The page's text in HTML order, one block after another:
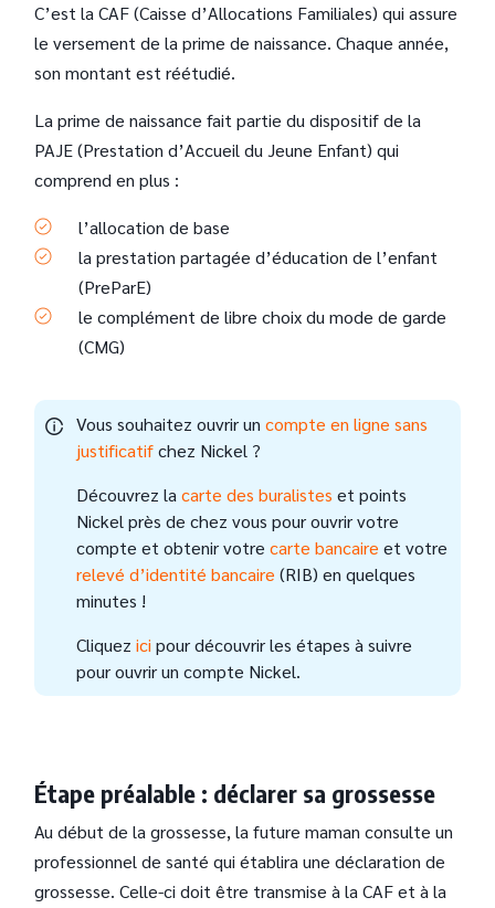
C’est la CAF (Caisse d’Allocations Familiales) qui assure
le versement de la prime de naissance. Chaque année,
son montant est réétudié.
La prime de naissance fait partie du dispositif de la
PAJE (Prestation d’Accueil du Jeune Enfant) qui
comprend en plus :
l’allocation de base
la prestation partagée d’éducation de l’enfant
(PreParE)
le complément de libre choix du mode de garde
(CMG)
Vous souhaitez ouvrir un compte en ligne sans
justificatifchez Nickel ?
Découvrez la carte des buralistes et points
Nickel près de chez vous pour ouvrir votre
compte et obtenir votre carte bancaire et votre
relevé d’identité bancaire (RIB) en quelques
minutes !
Cliquez ici pour découvrir les étapes à suivre
pour ouvrir un compte Nickel.
Étape préalable : déclarer sa grossesse
Au début de la grossesse, la future maman consulte un
professionnel de santé qui établira une déclaration de
grossesse. Celle-ci doit être transmise à la CAF et à la